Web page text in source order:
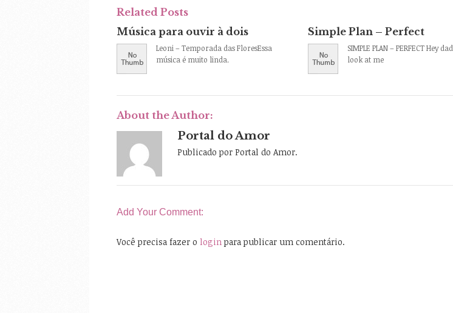
Related Posts
Música para ouvir à dois
Leoni – Temporada das FloresEssa
música é muito linda.
Simple Plan – Perfect
SIMPLE PLAN – PERFECT Hey dad
look at me
About the Author:
Portal do Amor
Publicado por Portal do Amor.
Add Your Comment:
Você precisa fazer o login para publicar um comentário.